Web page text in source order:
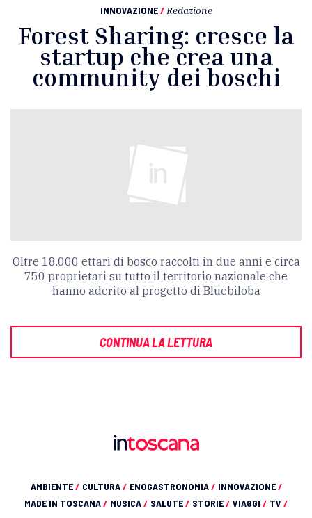
INNOVAZIONE / Redazione
Forest Sharing: cresce la
startup che crea una
community dei boschi
Oltre 18.000 ettari di bosco raccolti in due anni e circa
750 proprietari su tutto il territorio nazionale che
hanno aderito al progetto di Bluebiloba
CONTINUA LA LETTURA
AMBIENTE/ CULTURA/ ENOGASTRONOMIA/ INNOVAZIONE/
MADE IN TOSCANA/ MUSICA/ SALUTE/ STORIE/ VIAGGI / TV /